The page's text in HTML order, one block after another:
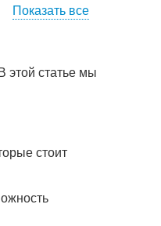
Показать все
этой статье мы
стоит